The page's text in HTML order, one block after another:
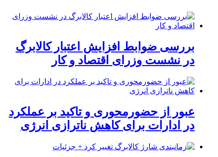
بررسی ضوابط افزایش اعتبار کالابرگ
در نشست وزرای اقتصاد و کار
عبور از حضورمحوری و تاکید بر عملکرد
در ادارات برای کاهش ناترازی انرژی